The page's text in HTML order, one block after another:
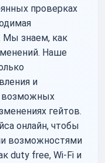
проверках
Мы знаем, как
Наше
и
возможных
гейтов.
онлайн, чтобы
возможностями
duty free, Wi-Fi и